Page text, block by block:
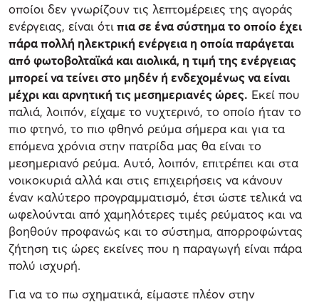
οποίοι δεν γνωρίζουν τις λεπτομέρειες της αγοράς
ενέργειας, είναι ότιπια σε ένα σύστημα το οποίο έχει
πάρα πολλή ηλεκτρική ενέργεια η οποία παράγεται
από φωτοβολταϊκά και αιολικά, η τιμή της ενέργειας
μπορεί να τείνει στο μηδέν ή ενδεχομένως να είναι
μέχρι και αρνητική τις μεσημεριανές ώρες. Εκεί που
παλιά, λοιπόν, είχαμε το νυχτερινό, το οποίο ήταν το
πιο φτηνό, το πιο φθηνό ρεύμα σήμερα και για τα
επόμενα χρόνια στην πατρίδα μας θα είναι το
μεσημεριανό ρεύμα. Αυτό, λοιπόν, επιτρέπει και στα
νοικοκυριά αλλά και στις επιχειρήσεις να κάνουν
έναν καλύτερο προγραμματισμό, έτσι ώστε τελικά να
ωφελούνται από χαμηλότερες τιμές ρεύματος και να
βοηθούν προφανώς και το σύστημα, απορροφώντας
ζήτηση τις ώρες εκείνες που η παραγωγή είναι πάρα
πολύ ισχυρή.
Για να το πω σχηματικά, είμαστε πλέον στην